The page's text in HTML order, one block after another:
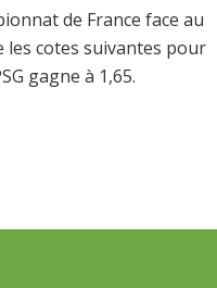
de France face au
les cotes suivantes pour
gagne à 1,65.